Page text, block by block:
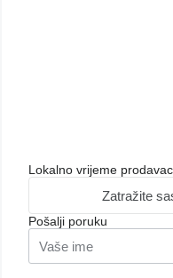
Lokalno vrijeme
Zatražite
Pošalji poruku